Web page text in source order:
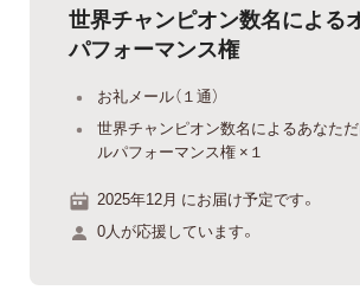
世界チャンピオン数名による
パフォーマンス権
お礼メール（１通）
世界チャンピオン数名によるあなた
ルパフォーマンス権 ×１
2025年12月 にお届け予定です。
0人が応援しています。